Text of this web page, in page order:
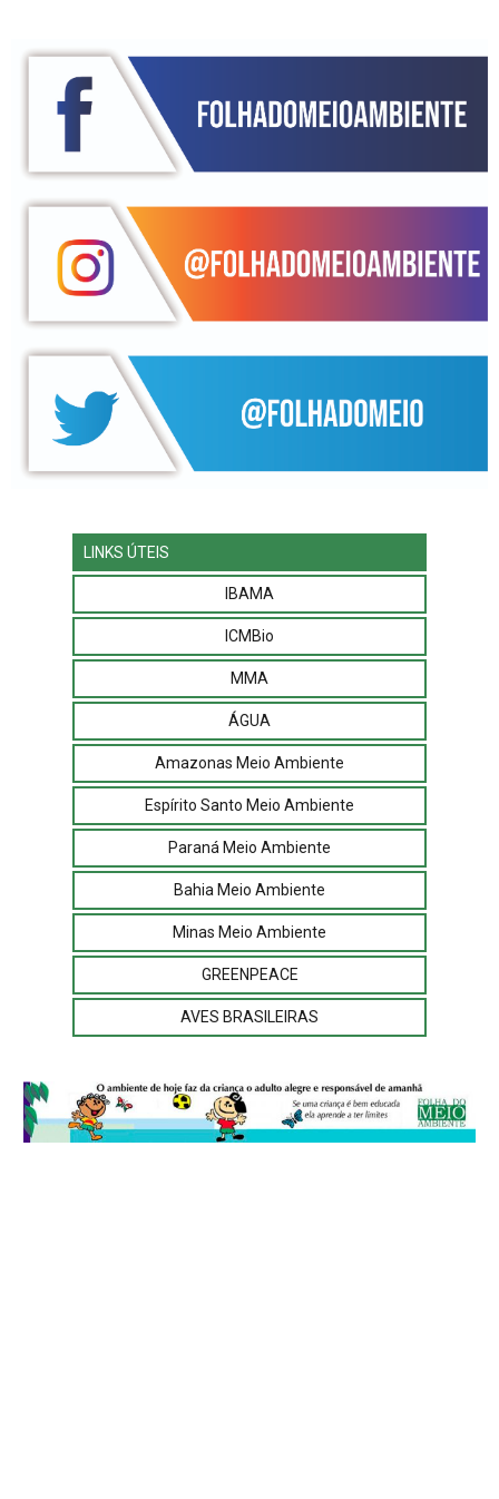
LINKS ÚTEIS
IBAMA
ICMBio
MMA
ÁGUA
Amazonas Meio Ambiente
Espírito Santo Meio Ambiente
Paraná Meio Ambiente
Bahia Meio Ambiente
Minas Meio Ambiente
GREENPEACE
AVES BRASILEIRAS